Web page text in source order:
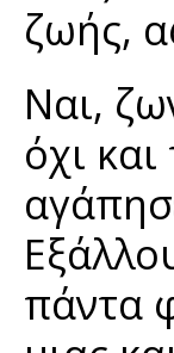
ζωής,
Ναι,
όχι
πάντα